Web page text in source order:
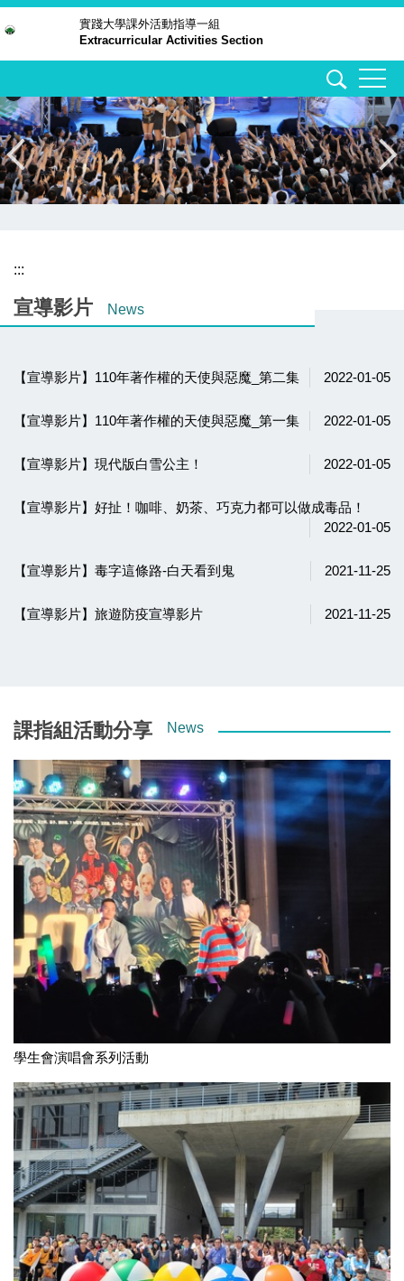
主
內
容
區
實踐大學課外活動指導一組
Extracurricular Activities Section
:::
宣導影片 News
【宣導影片】110年著作權的天使與惡魔_第二集 2022-01-05
【宣導影片】110年著作權的天使與惡魔_第一集 2022-01-05
【宣導影片】現代版白雪公主！ 2022-01-05
【宣導影片】好扯！咖啡、奶茶、巧克力都可以做成毒品！
2022-01-05
【宣導影片】毒字這條路-白天看到鬼 2021-11-25
【宣導影片】旅遊防疫宣導影片 2021-11-25
課指組活動分享 News
學生會演唱會系列活動